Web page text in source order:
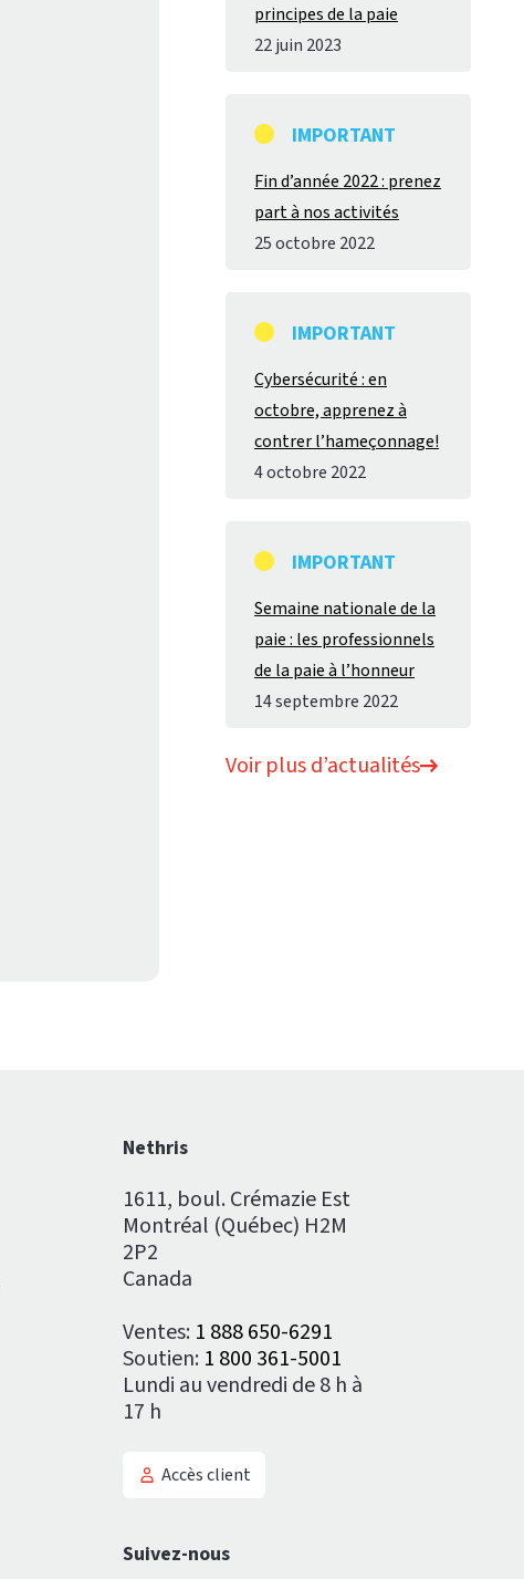
principes de la paie
22 juin 2023
IMPORTANT
Fin d’année 2022 : prenez
part à nos activités
25 octobre 2022
IMPORTANT
Cybersécurité : en
octobre, apprenez à
contrer l’hameçonnage!
4 octobre 2022
IMPORTANT
Semaine nationale de la
paie : les professionnels
de la paie à l’honneur
14 septembre 2022
Voir plus d’actualités
Nethris
1611, boul. Crémazie Est
Montréal (Québec) H2M
2P2
Canada
Ventes: 1 888 650-6291
Soutien: 1 800 361-5001
Lundi au vendredi de 8 h à
17 h
Accès client
Suivez-nous